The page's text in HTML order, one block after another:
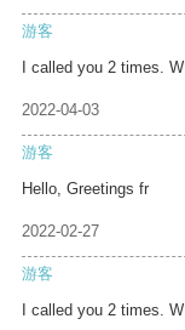
游客
I called you 2 times. W
2022-04-03
游客
Hello, Greetings fr
2022-02-27
游客
I called you 2 times. W